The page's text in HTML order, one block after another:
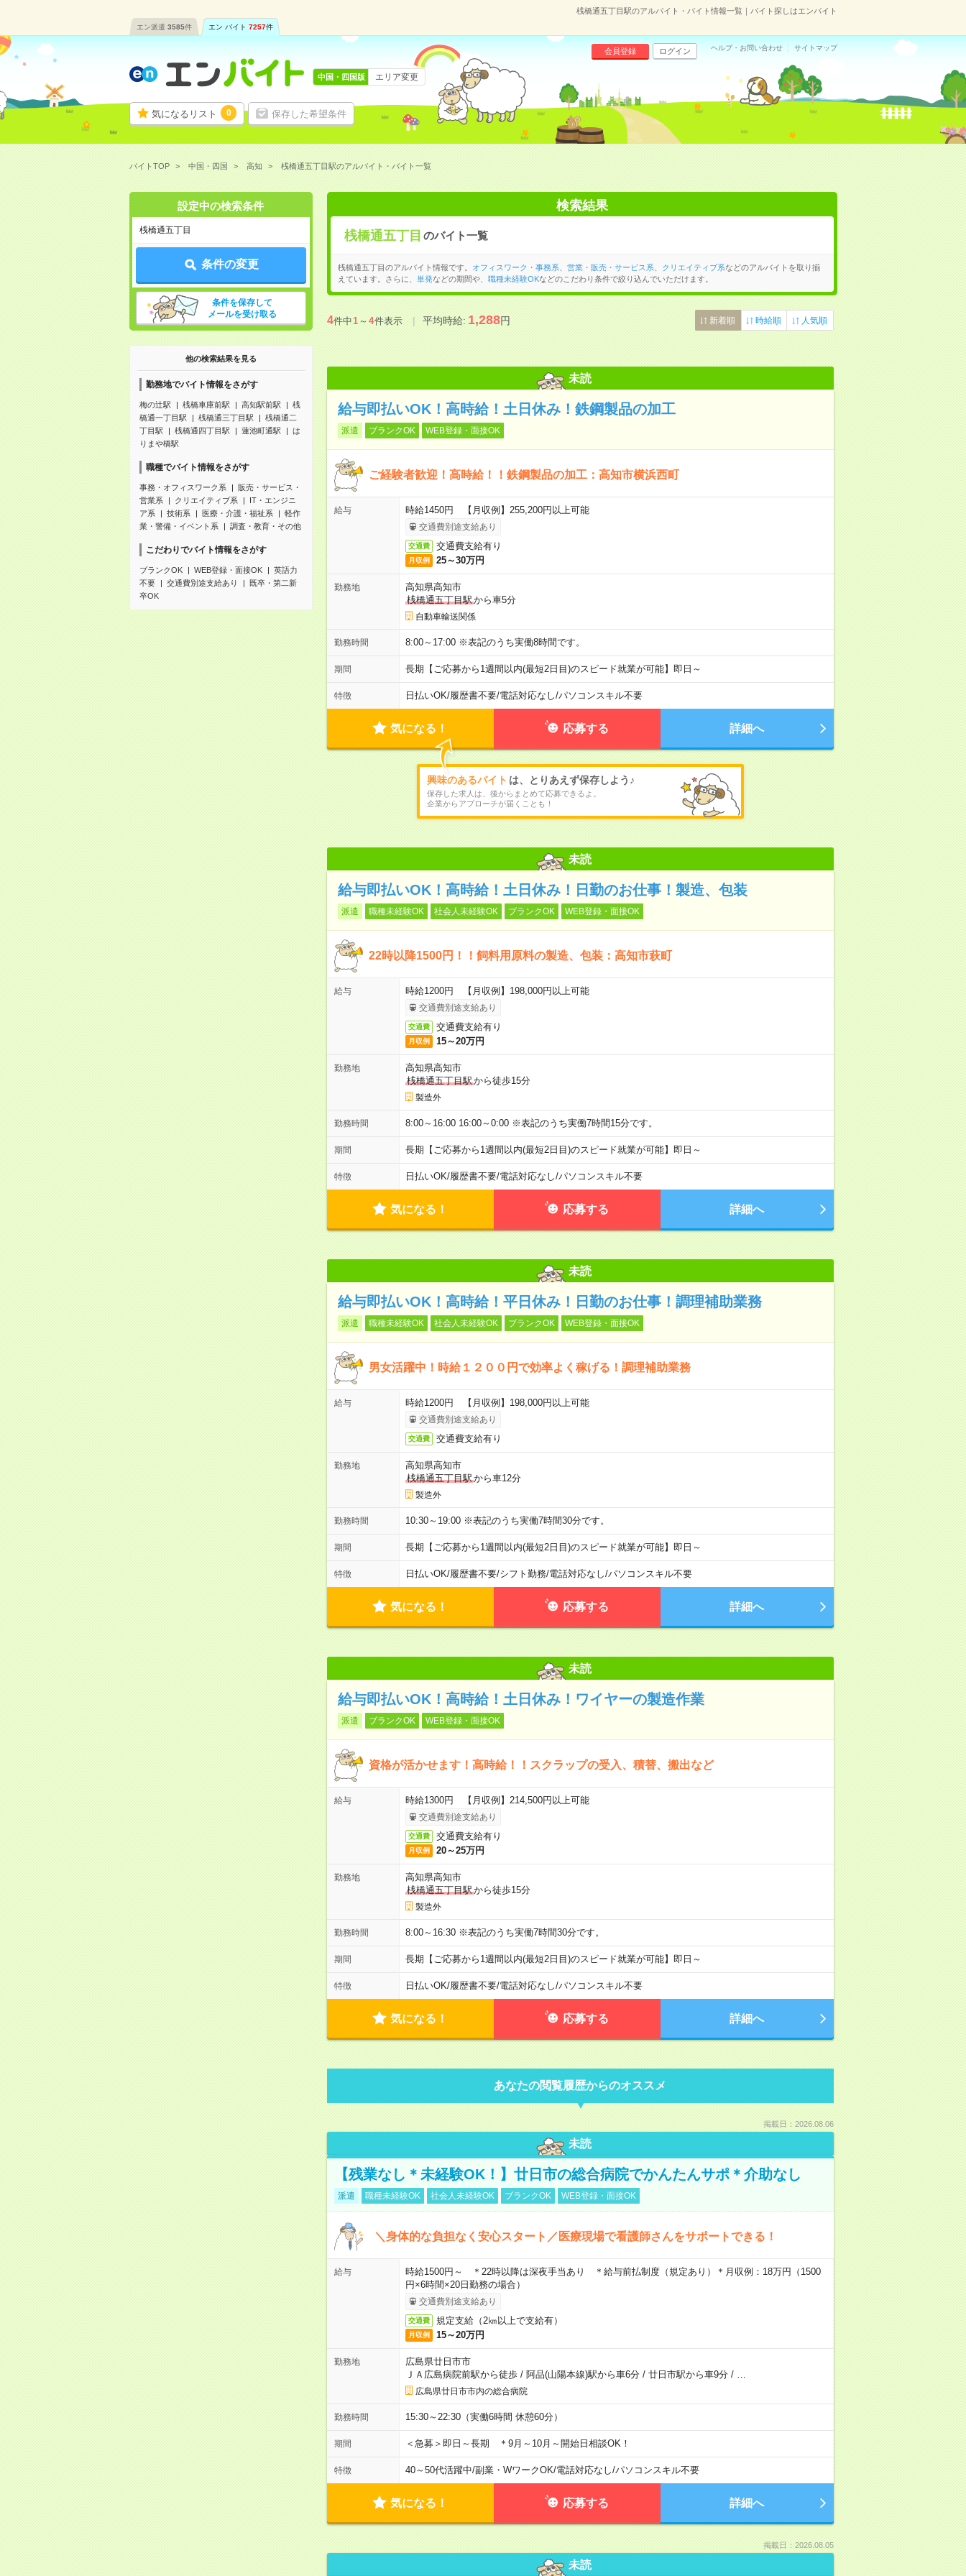
桟橋通五丁目駅のアルバイト・バイト情報一覧｜バイト探しはエンバイト
エン派遣 3585件 エン バイト 7257件
気になるリスト 0 保存した希望条件
会員登録 ログイン ヘルプ・お問い合わせ サイトマップ
中国・四国版 エリア変更
バイトTOP 中国・四国 高知 桟橋通五丁目駅のアルバイト・バイト一覧
設定中の検索条件
桟橋通五丁目
条件の変更
条件を保存して
メールを受け取る
他の検索結果を見る
勤務地でバイト情報をさがす
梅の辻駅 桟橋車庫前駅 高知駅前駅
桟
橋通一丁目駅
桟橋通三丁目駅
桟橋通二
丁目駅
桟橋通四丁目駅 蓮池町通駅
は
りまや橋駅
職種でバイト情報をさがす
事務・オフィスワーク系
販売・サービス・
営業系
クリエイティブ系
IT・エンジニ
ア系
技術系 医療・介護・福祉系
軽作
業・警備・イベント系
調査・教育・その他
こだわりでバイト情報をさがす
ブランクOK WEB登録・面接OK
英語力
不要
交通費別途支給あり
既卒・第二新
卒OK
検索結果
桟橋通五丁目 のバイト一覧
桟橋通五丁目のアルバイト情報です。 オフィスワーク・事務系 営業・販売・サービス系 クリエイティブ系などのアルバイトを取り揃
えています。さらに、
単発などの期間や、 職種未経験OKなどのこだわり条件で絞り込んでいただけます。
4件中1～4件表示 平均時給:1,288円 新着順 時給順 人気順
未読
給与即払いOK！高時給！土日休み！鉄鋼製品の加工
派遣 ブランクOK WEB登録・面接OK
ご経験者歓迎！高時給！！鉄鋼製品の加工：高知市横浜西町
給与 時給1450円 【月収例】255,200円以上可能
交通費別途支給あり
交通費 交通費支給有り
月収例 25～30万円
勤務地
高知県高知市
桟橋通五丁目駅から車5分
自動車輸送関係
勤務時間 8:00～17:00 ※表記のうち実働8時間です。
期間 長期【ご応募から1週間以内(最短2日目)のスピード就業が可能】即日～
特徴 日払いOK/履歴書不要/電話対応なし/パソコンスキル不要
気になる！ 応募する 詳細へ
興味のあるバイト は、とりあえず保存しよう♪
保存した求人は、後からまとめて応募できるよ。
企業からアプローチが届くことも！
未読
給与即払いOK！高時給！土日休み！日勤のお仕事！製造、包装
派遣 職種未経験OK 社会人未経験OK ブランクOK WEB登録・面接OK
22時以降1500円！！飼料用原料の製造、包装：高知市萩町
給与 時給1200円 【月収例】198,000円以上可能
交通費別途支給あり
交通費 交通費支給有り
月収例 15～20万円
勤務地
高知県高知市
桟橋通五丁目駅から徒歩15分
製造外
勤務時間 8:00～16:00 16:00～0:00 ※表記のうち実働7時間15分です。
期間 長期【ご応募から1週間以内(最短2日目)のスピード就業が可能】即日～
特徴 日払いOK/履歴書不要/電話対応なし/パソコンスキル不要
気になる！ 応募する 詳細へ
未読
給与即払いOK！高時給！平日休み！日勤のお仕事！調理補助業務
派遣 職種未経験OK 社会人未経験OK ブランクOK WEB登録・面接OK
男女活躍中！時給１２００円で効率よく稼げる！調理補助業務
給与 時給1200円 【月収例】198,000円以上可能
交通費別途支給あり
交通費 交通費支給有り
勤務地
高知県高知市
桟橋通五丁目駅から車12分
製造外
勤務時間 10:30～19:00 ※表記のうち実働7時間30分です。
期間 長期【ご応募から1週間以内(最短2日目)のスピード就業が可能】即日～
特徴 日払いOK/履歴書不要/シフト勤務/電話対応なし/パソコンスキル不要
気になる！ 応募する 詳細へ
未読
給与即払いOK！高時給！土日休み！ワイヤーの製造作業
派遣 ブランクOK WEB登録・面接OK
資格が活かせます！高時給！！スクラップの受入、積替、搬出など
給与 時給1300円 【月収例】214,500円以上可能
交通費別途支給あり
交通費 交通費支給有り
月収例 20～25万円
勤務地
高知県高知市
桟橋通五丁目駅から徒歩15分
製造外
勤務時間 8:00～16:30 ※表記のうち実働7時間30分です。
期間 長期【ご応募から1週間以内(最短2日目)のスピード就業が可能】即日～
特徴 日払いOK/履歴書不要/電話対応なし/パソコンスキル不要
気になる！ 応募する 詳細へ
あなたの閲覧履歴からのオススメ
掲載日：2026.08.06
未読
【残業なし＊未経験OK！】廿日市の総合病院でかんたんサポ＊介助なし
派遣 職種未経験OK 社会人未経験OK ブランクOK WEB登録・面接OK
＼身体的な負担なく安心スタート／医療現場で看護師さんをサポートできる！
給与
時給1500円～ ＊22時以降は深夜手当あり ＊給与前払制度（規定あり）＊月収例：18万円（1500
円×6時間×20日勤務の場合）
交通費別途支給あり
交通費 規定支給（2㎞以上で支給有）
月収例 15～20万円
勤務地
広島県廿日市市
ＪＡ広島病院前駅から徒歩/ 阿品(山陽本線)駅から車6分/ 廿日市駅から車9分/
広島県廿日市市内の総合病院
勤務時間 15:30～22:30（実働6時間 休憩60分）
期間 ＜急募＞即日～長期 ＊9月～10月～開始日相談OK！
特徴 40～50代活躍中/副業・WワークOK/電話対応なし/パソコンスキル不要
気になる！ 応募する 詳細へ
掲載日：2026.08.05
未読